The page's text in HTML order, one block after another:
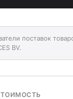
поставок
BV.